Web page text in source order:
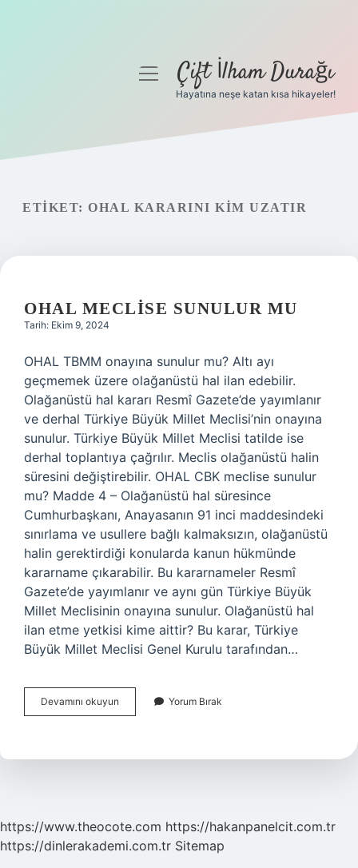
Gizlilik Politikası
menüyüÇift İlham Durağı
Hayatına neşe katan kısa hikayeler!
ETIKET: OHAL KARARINI KIM UZATIR
OHAL MECLISE SUNULUR MU
Tarih: Ekim 9, 2024
OHAL TBMM onayına sunulur mu? Altı ayı
geçmemek üzere olağanüstü hal ilan edebilir.
Olağanüstü hal kararı Resmî Gazete’de yayımlanır
ve derhal Türkiye Büyük Millet Meclisi’nin onayına
sunulur. Türkiye Büyük Millet Meclisi tatilde ise
derhal toplantıya çağrılır. Meclis olağanüstü halin
süresini değiştirebilir. OHAL CBK meclise sunulur
mu? Madde 4 – Olağanüstü hal süresince
Cumhurbaşkanı, Anayasanın 91 inci maddesindeki
sınırlama ve usullere bağlı kalmaksızın, olağanüstü
halin gerektirdiği konularda kanun hükmünde
kararname çıkarabilir. Bu kararnameler Resmî
Gazete’de yayımlanır ve aynı gün Türkiye Büyük
Millet Meclisinin onayına sunulur. Olağanüstü hal
ilan etme yetkisi kime aittir? Bu karar, Türkiye
Büyük Millet Meclisi Genel Kurulu tarafından…
Devamını okuyun
Meclise
Yorum Bırak
https://www.theocote.com https://hakanpanelcit.com.tr
https://dinlerakademi.com.tr Sitemap